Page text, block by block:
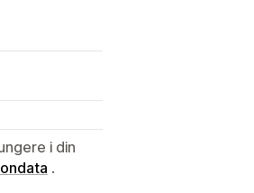
i din
.